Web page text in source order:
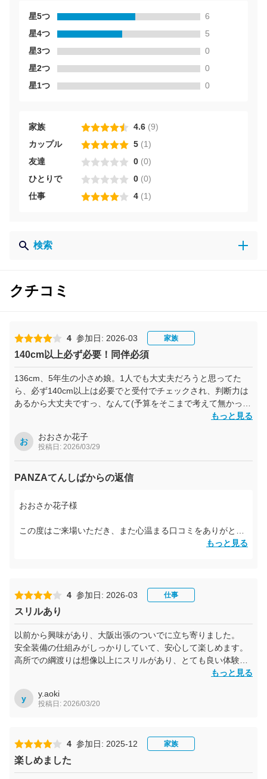
星5つ
6
星4つ
5
星3つ
0
星2つ
0
星1つ
0
家族 4.6 (9)
カップル
5 (1)
友達
0 (0)
ひとりで
0 (0)
仕事
4 (1)
検索
クチコミ
4 参加日: 2026-03 家族
140cm以上必ず必要！同伴必須
136cm、5年生の小さめ娘。1人でも大丈夫だろうと思ってた
ら、必ず140cm以上は必要でと受付でチェックされ、判断力は
あるから大丈夫ですっ、なんて(予算をそこまで考えて無かった
のもあり)ムッとして親切な受付のお兄さんに、つっかってしま
各移動ポイントで必ず付け外しが必要で、身長の低いウチの子
では届かなくて、1人では無理だったので、あぁこの為に同伴は
は、ワイヤーと金具フック部分の滑りがあまり無いので、金具
してる子には、足は進んでも命綱が一緒に進めなくて、足元、
考えながら、恐い思いもしつつ、何とかゴールのジップライン
まで着いたものの、高さがあってウチの子はリタイア
ンリベンジしたいから、もう少し身長伸びたら、再挑戦した
い、と言った娘！終わったら笑顔で、怖かったけど楽しかった
よと、良い体験出来たかなと、嬉しくなりました。ありがとう
ございました
もっと見る
お おおさか花子
投稿日: 2026/03/29
PANZAてんしばからの返信
おおさか花子様
この度はご来場いただき、また心温まる口コミをありがとう
安全にお楽しみいただくため、140cm未満のお客様には保護
者の方の同伴をお願いしておりますが、ご体験を通して、そ
の点にもご理解をいただけたことを大変嬉しく思います。
お嬢さまが怖さと向き合いながら一歩一歩進み、最後まで挑
戦されたこと、そして「もう少し身長が伸びたらジップライ
ンにリベンジしたい！」と言ってくださったことに、スタッ
挑戦する中で感じた達成感や悔しさも含めて、素敵な思い出
になっていましたら幸いです。
応援させていただければと思います。
もっと見る
4 参加日: 2026-03 仕事
スリルあり
以前から興味があり、大阪出張のついでに立ち寄りました。
安全装備の仕組みがしっかりしていて、安心して楽しめます。
高所での綱渡りは想像以上にスリルがあり、とても良い体験で
ませんでした。
もっと見る
y y.aoki
投稿日: 2026/03/20
4 参加日: 2025-12 家族
楽しめました